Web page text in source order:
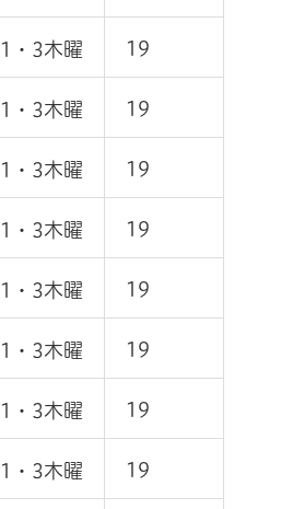
1・3木曜 19
1・3木曜 19
1・3木曜 19
1・3木曜 19
1・3木曜 19
1・3木曜 19
1・3木曜 19
1・3木曜 19